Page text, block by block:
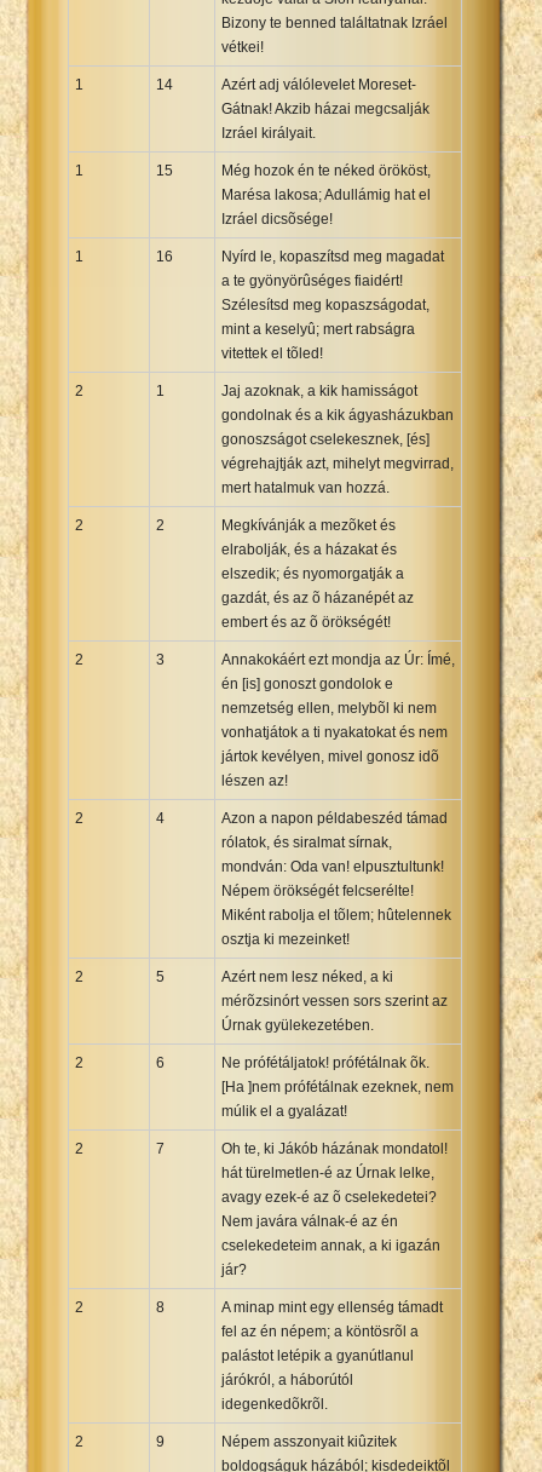
Bizony te benned találtatnak Izráel
vétkei!
1 14
Azért adj válólevelet Moreset-
Gátnak! Akzib házai megcsalják
Izráel királyait.
1 15
Még hozok én te néked örököst,
Marésa lakosa; Adullámig hat el
Izráel dicsõsége!
1 16
Nyírd le, kopaszítsd meg magadat
a te gyönyörûséges fiaidért!
Szélesítsd meg kopaszságodat,
mint a keselyû; mert rabságra
vitettek el tõled!
2 1
Jaj azoknak, a kik hamisságot
gondolnak és a kik ágyasházukban
gonoszságot cselekesznek, [és]
végrehajtják azt, mihelyt megvirrad,
mert hatalmuk van hozzá.
2 2
Megkívánják a mezõket és
elrabolják, és a házakat és
elszedik; és nyomorgatják a
gazdát, és az õ házanépét az
embert és az õ örökségét!
2 3
Annakokáért ezt mondja az Úr: Ímé,
én [is] gonoszt gondolok e
nemzetség ellen, melybõl ki nem
vonhatjátok a ti nyakatokat és nem
jártok kevélyen, mivel gonosz idõ
lészen az!
2 4
Azon a napon példabeszéd támad
rólatok, és siralmat sírnak,
mondván: Oda van! elpusztultunk!
Népem örökségét felcserélte!
Miként rabolja el tõlem; hûtelennek
osztja ki mezeinket!
2 5
Azért nem lesz néked, a ki
mérõzsinórt vessen sors szerint az
Úrnak gyülekezetében.
2 6
Ne prófétáljatok! prófétálnak õk.
[Ha ]nem prófétálnak ezeknek, nem
múlik el a gyalázat!
2 7
Oh te, ki Jákób házának mondatol!
hát türelmetlen-é az Úrnak lelke,
avagy ezek-é az õ cselekedetei?
Nem javára válnak-é az én
cselekedeteim annak, a ki igazán
jár?
2 8
A minap mint egy ellenség támadt
fel az én népem; a köntösrõl a
palástot letépik a gyanútlanul
járókról, a háborútól
idegenkedõkrõl.
2 9
Népem asszonyait kiûzitek
boldogságuk házából; kisdedeiktõl